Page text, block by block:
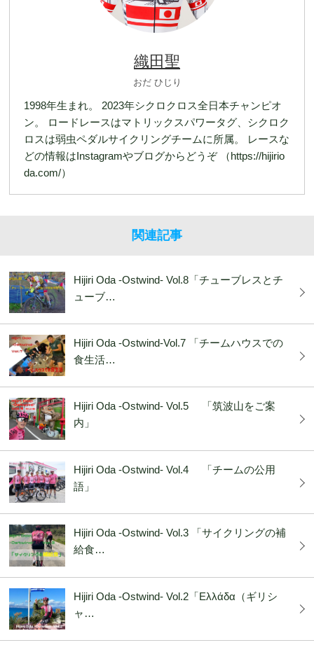
織田聖
おだ ひじり
1998年生まれ。 2023年シクロクロス全日本チャンピオ
ン。 ロードレースはマトリックスパワータグ、シクロク
ロスは弱虫ペダルサイクリングチームに所属。 レースな
どの情報はInstagramやブログからどうぞ （https://hijirio
da.com/）
関連記事
Hijiri Oda -Ostwind- Vol.8「チューブレスとチ
ューブ…
Hijiri Oda -Ostwind-Vol.7 「チームハウスでの
食生活…
Hijiri Oda -Ostwind- Vol.5 「筑波山をご案
内」
Hijiri Oda -Ostwind- Vol.4 「チームの公用
語」
Hijiri Oda -Ostwind- Vol.3 「サイクリングの補
給食…
Hijiri Oda -Ostwind- Vol.2「Ελλάδα（ギリシ
ャ…